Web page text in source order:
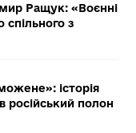
Ращук: «Воєнні
з
історія
російський полон